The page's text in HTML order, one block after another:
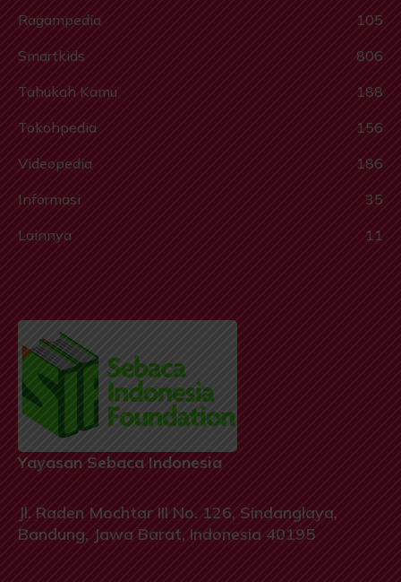
Ragampedia
105
Smartkids
806
Tahukah Kamu
188
Tokohpedia
156
Videopedia
186
Informasi
35
Lainnya
11
Yayasan Sebaca Indonesia
Jl. Raden Mochtar III No. 126, Sindanglaya,
Bandung, Jawa Barat, Indonesia 40195